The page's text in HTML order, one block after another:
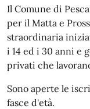
Il Comune di
per il Matta e
straordinaria
i 14 ed i 30 anni e
privati che
Sono aperte le
fasce d'età.